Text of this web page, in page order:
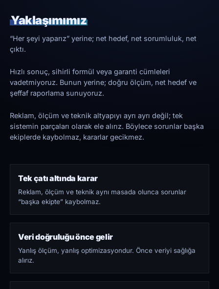
Yaklaşımımız
“Her şeyi yaparız” yerine; net hedef, net sorumluluk, net
çıktı.
Hızlı sonuç, sihirli formül veya garanti cümleleri
vadetmiyoruz. Bunun yerine; doğru ölçüm, net hedef ve
şeffaf raporlama sunuyoruz.
Reklam, ölçüm ve teknik altyapıyı ayrı ayrı değil; tek
sistemin parçaları olarak ele alırız. Böylece sorunlar başka
ekiplerde kaybolmaz, kararlar gecikmez.
Tek çatı altında karar
Reklam, ölçüm ve teknik aynı masada olunca sorunlar
“başka ekipte” kaybolmaz.
Veri doğruluğu önce gelir
Yanlış ölçüm, yanlış optimizasyondur. Önce veriyi sağlığa
alırız.